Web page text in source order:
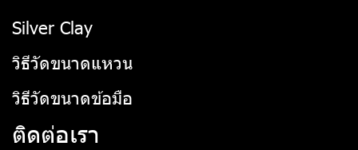
Silver Clay
วิธีวัดขนาดแหวน
วิธีวัดขนาดข้อมือ
ติดต่อเรา